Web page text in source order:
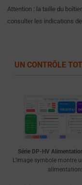
Attention : la taille du
consulter les indications
UN CONTRÔLE
Série DP-HV
L'image symbole montre
votre
consentement
moment,
paramètres
confidentialité